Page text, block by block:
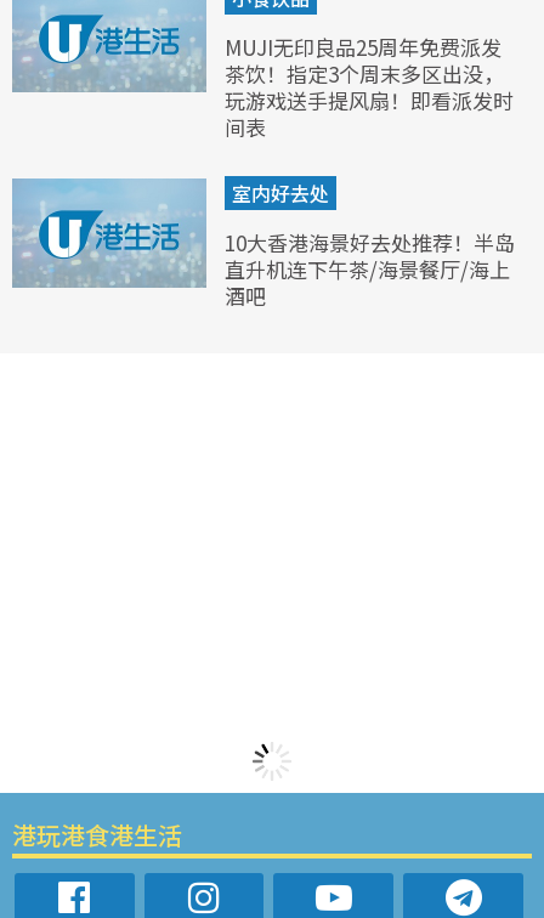
MUJI无印良品25周年免费派发
茶饮！指定3个周末多区出没，
玩游戏送手提风扇！即看派发时
间表
室内好去处
10大香港海景好去处推荐！半岛
直升机连下午茶/海景餐厅/海上
酒吧
港玩港食港生活